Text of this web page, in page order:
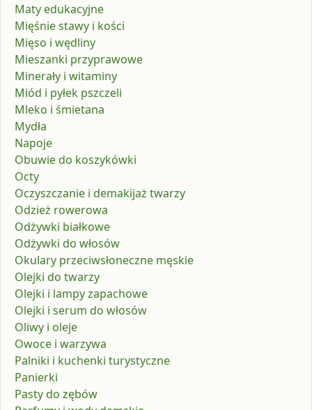
Maty edukacyjne
Mięśnie stawy i kości
Mięso i wędliny
Mieszanki przyprawowe
Minerały i witaminy
Miód i pyłek pszczeli
Mleko i śmietana
Mydła
Napoje
Obuwie do koszykówki
Octy
Oczyszczanie i demakijaż twarzy
Odzież rowerowa
Odżywki białkowe
Odżywki do włosów
Okulary przeciwsłoneczne męskie
Olejki do twarzy
Olejki i lampy zapachowe
Olejki i serum do włosów
Oliwy i oleje
Owoce i warzywa
Palniki i kuchenki turystyczne
Panierki
Pasty do zębów